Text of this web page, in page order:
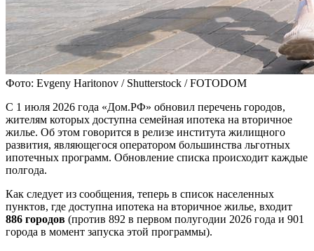
Фото: Evgeny Haritonov / Shutterstock / FOTODOM
С 1 июля 2026 года «Дом.РФ» обновил перечень городов,
жителям которых доступна семейная ипотека на вторичное
жилье. Об этом говорится в релизе института жилищного
развития, являющегося оператором большинства льготных
ипотечных программ. Обновление списка происходит каждые
полгода.
Как следует из сообщения, теперь в список населенных
пунктов, где доступна ипотека на вторичное жилье, входит
886 городов (против 892 в первом полугодии 2026 года и 901
города в момент запуска этой программы).